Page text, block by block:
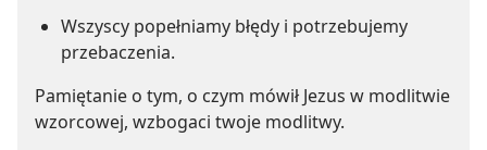
Wszyscy popełniamy błędy i potrzebujemy
przebaczenia.
Pamiętanie o tym, o czym mówił Jezus w modlitwie
wzorcowej, wzbogaci twoje modlitwy.